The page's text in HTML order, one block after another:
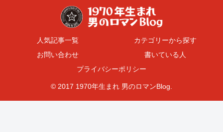
人気記事一覧
カテゴリーから探す
お問い合わせ
書いている人
プライバシーポリシー
© 2017 1970年生まれ 男のロマンBlog.